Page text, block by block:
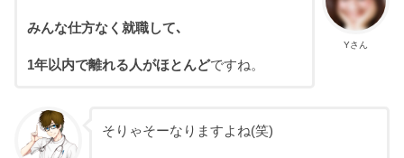
Yさん
みんな仕方なく就職して､
1年以内で離れる人がほとんどですね。
そりゃそーなりますよね(笑)